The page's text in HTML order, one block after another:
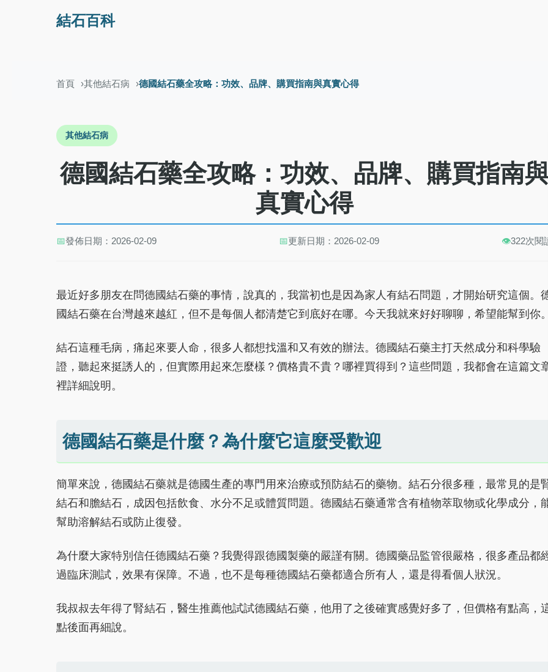
結石百科
首頁 其他結石病 德國結石藥全攻略：功效、品牌、購買指南與真實心得
其他結石病
德國結石藥全攻略：功效、品牌、購買指南
真實心得
📅發佈日期：2026-02-09 📅更新日期：2026-02-09 👁️322次閱
最近好多朋友在問德國結石藥的事情，說真的，我當初也是因為家人有結石問題，才開始研究這個。
國結石藥在台灣越來越紅，但不是每個人都清楚它到底好在哪。今天我就來好好聊聊，希望能幫到你。
結石這種毛病，痛起來要人命，很多人都想找溫和又有效的辦法。德國結石藥主打天然成分和科學驗
證，聽起來挺誘人的，但實際用起來怎麼樣？價格貴不貴？哪裡買得到？這些問題，我都會在這篇文
裡詳細說明。
德國結石藥是什麼？為什麼它這麼受歡迎
簡單來說，德國結石藥就是德國生產的專門用來治療或預防結石的藥物。結石分很多種，最常見的是
結石和膽結石，成因包括飲食、水分不足或體質問題。德國結石藥通常含有植物萃取物或化學成分，
幫助溶解結石或防止復發。
為什麼大家特別信任德國結石藥？我覺得跟德國製藥的嚴謹有關。德國藥品監管很嚴格，很多產品都
過臨床測試，效果有保障。不過，也不是每種德國結石藥都適合所有人，還是得看個人狀況。
我叔叔去年得了腎結石，醫生推薦他試試德國結石藥，他用了之後確實感覺好多了，但價格有點高，
點後面再細說。